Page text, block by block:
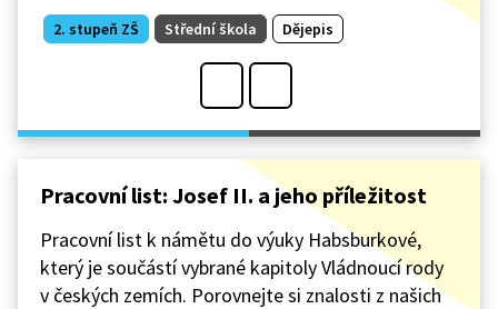
2. stupeň ZŠ Střední škola Dějepis
Pracovní list: Josef II. a jeho příležitost
Pracovní list k námětu do výuky Habsburkové,
který je součástí vybrané kapitoly Vládnoucí rody
v českých zemích. Porovnejte si znalosti z našich